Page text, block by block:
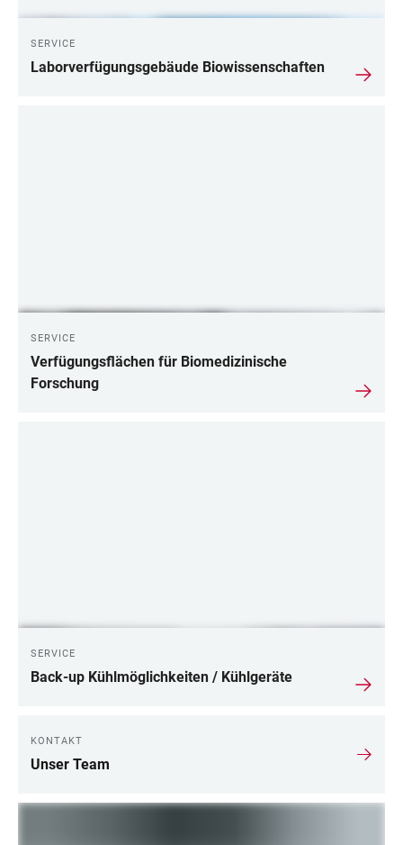
SERVICE
Laborverfügungsgebäude Biowissenschaften
SERVICE
Verfügungsflächen für Biomedizinische
Forschung
SERVICE
Back-up Kühlmöglichkeiten / Kühlgeräte
KONTAKT
Unser Team